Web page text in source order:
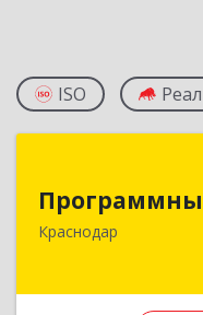
ISO
Краснодар
350000,